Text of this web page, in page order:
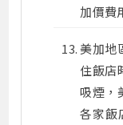
加價費
美加地
住飯店
吸煙，
各家飯